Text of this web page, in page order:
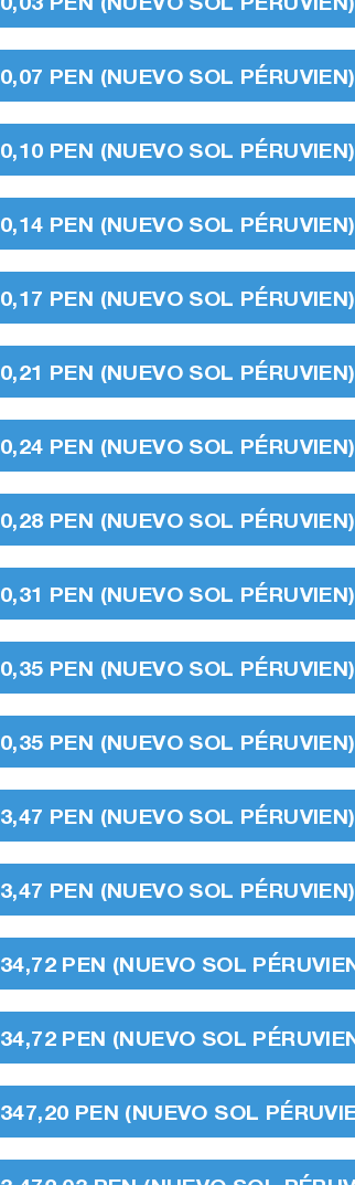
0,07 PEN (NUEVO SOL PÉRUVIEN)
0,10 PEN (NUEVO SOL PÉRUVIEN)
0,14 PEN (NUEVO SOL PÉRUVIEN)
0,17 PEN (NUEVO SOL PÉRUVIEN)
0,21 PEN (NUEVO SOL PÉRUVIEN)
0,24 PEN (NUEVO SOL PÉRUVIEN)
0,28 PEN (NUEVO SOL PÉRUVIEN)
0,31 PEN (NUEVO SOL PÉRUVIEN)
0,35 PEN (NUEVO SOL PÉRUVIEN)
0,35 PEN (NUEVO SOL PÉRUVIEN)
3,47 PEN (NUEVO SOL PÉRUVIEN)
3,47 PEN (NUEVO SOL PÉRUVIEN)
34,72 PEN (NUEVO SOL
34,72 PEN (NUEVO SOL
347,20 PEN (NUEVO SOL